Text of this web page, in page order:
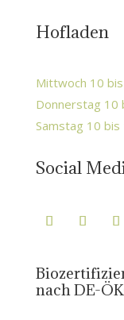
Hofladen
Mittwoch 10
Donnerstag 10
Samstag 10 bis
Social
nach DE-